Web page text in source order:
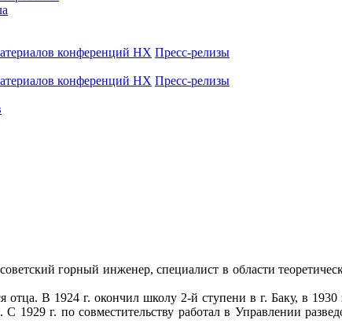
конференций НХ Пресс-релизы
конференций НХ Пресс-релизы
горный инженер, специалист в области
В 1924 г. окончил школу 2-й ступени в г. Баку, в 1930
1929 г. по совместительству работал в Управлении